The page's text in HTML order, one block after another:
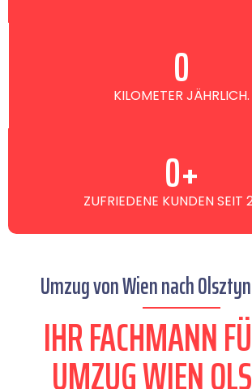
KILOMETER JÄHRLICH.
0
ZUFRIEDENE KUNDEN SEIT
0+
Umzug von Wien nach
IHR FACHMANN
UMZUG WIEN